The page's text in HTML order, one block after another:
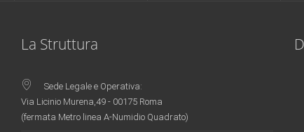
La Struttura
Sede Legale e Operativa:
Via Licinio Murena,49 - 00175 Roma
(fermata Metro linea A-Numidio Quadrato)